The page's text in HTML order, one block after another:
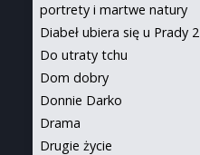
portrety i martwe natury
Diabeł ubiera się u Prady 2
Do utraty tchu
Dom dobry
Donnie Darko
Drama
Drugie życie